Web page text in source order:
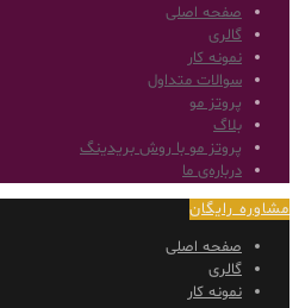
صفحه اصلی
گالری
نمونه کار
سوالات متداول
پروتز مو
بلاگ
پروتز مو با روش بریدینگ
درباره‌ی ما
مشاوره رایگان
صفحه اصلی
گالری
نمونه کار